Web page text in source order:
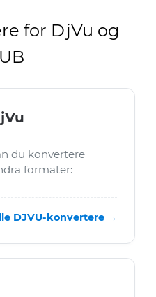
for DjVu og
du konvertere
formater:
DJVU-konvertere →